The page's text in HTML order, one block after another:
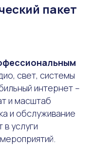
пакет
свет, системы
интернет –
и масштаб
и обслуживание
услуги